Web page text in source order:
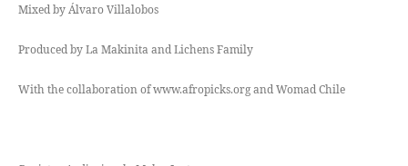
Mixed by Álvaro Villalobos
Produced by La Makinita and Lichens Family
With the collaboration of www.afropicks.org and Womad Chile